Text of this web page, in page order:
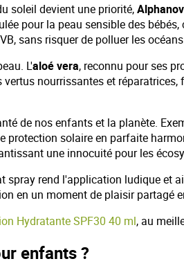
soleil devient une priorité,
pour la peau sensible des
sans risquer de polluer les
L'aloé vera, reconnu pour ses
vertus nourrissantes et
de nos enfants et la planète.
protection solaire en parfaite
une innocuité pour les
rend l'application ludique et
en un moment de plaisir partagé
Hydratante SPF30 40 ml, au
enfants ?